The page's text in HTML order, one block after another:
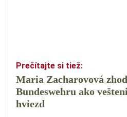
Maria Zacharovová
Bundeswehru ako
hviezd